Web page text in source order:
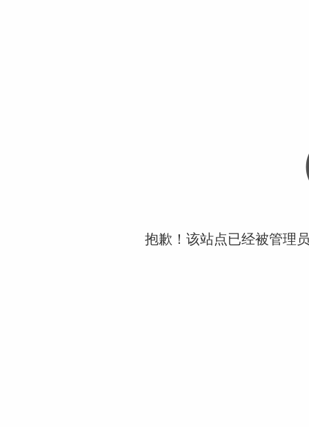
抱歉！该站点已经被管理